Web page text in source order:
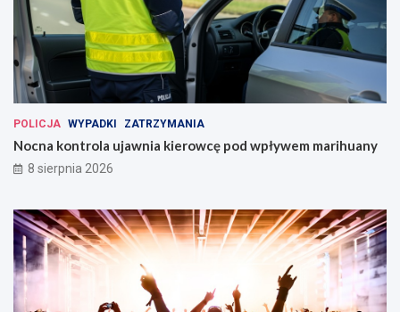
POLICJA WYPADKI ZATRZYMANIA
Nocna kontrola ujawnia kierowcę pod wpływem marihuany
8 sierpnia 2026